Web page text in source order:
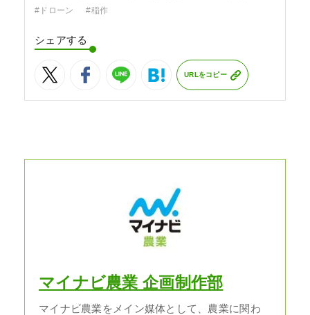
#ドローン
#稲作
シェアする
URLをコピー
マイナビ農業 企画制作部
マイナビ農業をメイン媒体として、農業に関わ